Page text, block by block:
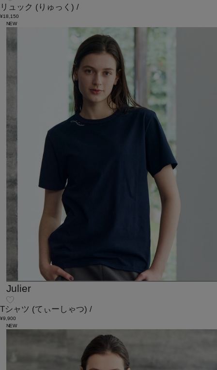
リュック (りゅっく) /
¥18,150
NEW
Julier
Tシャツ (てぃーしゃつ) /
¥9,900
NEW